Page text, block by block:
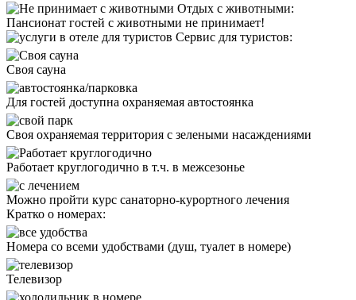
Отдых с животными:
Пансионат гостей с животными не принимает!
Сервис для туристов:
Cвоя сауна
Для гостей доступна охраняемая автостоянка
Своя охраняемая территория с зелеными насаждениями
Работает круглогодично в т.ч. в межсезонье
Можно пройти курс санаторно-курортного лечения
Кратко о номерах:
Номера со всеми удобствами (душ, туалет в номере)
Телевизор